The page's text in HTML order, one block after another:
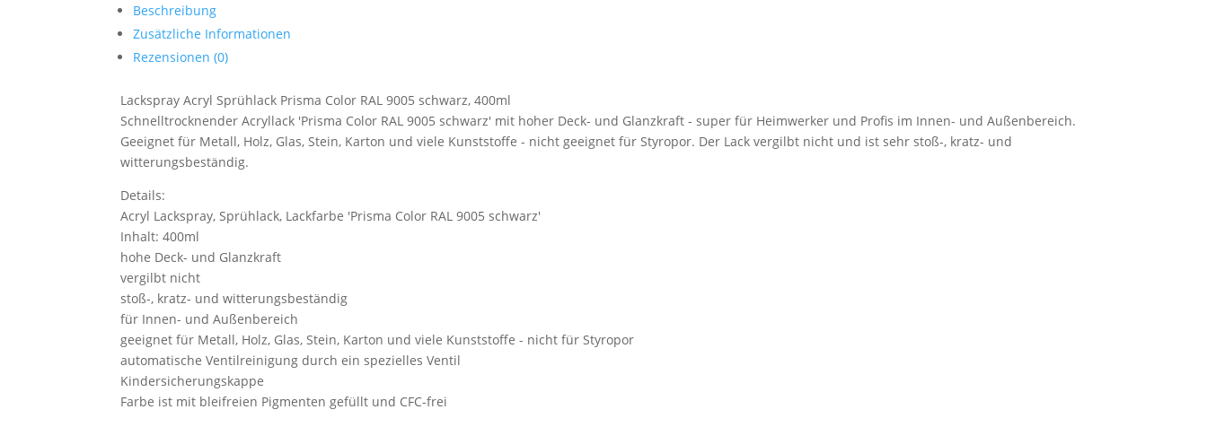
Beschreibung
Zusätzliche Informationen
Rezensionen (0)
Lackspray Acryl Sprühlack Prisma Color RAL 9005 schwarz, 400ml
Schnelltrocknender Acryllack 'Prisma Color RAL 9005 schwarz' mit hoher Deck- und Glanzkraft - super für Heimwerker und Profis im Innen- und Außenbereich.
Geeignet für Metall, Holz, Glas, Stein, Karton und viele Kunststoffe - nicht geeignet für Styropor. Der Lack vergilbt nicht und ist sehr stoß-, kratz- und
witterungsbeständig.
Details:
Acryl Lackspray, Sprühlack, Lackfarbe 'Prisma Color RAL 9005 schwarz'
Inhalt: 400ml
hohe Deck- und Glanzkraft
vergilbt nicht
stoß-, kratz- und witterungsbeständig
für Innen- und Außenbereich
geeignet für Metall, Holz, Glas, Stein, Karton und viele Kunststoffe - nicht für Styropor
automatische Ventilreinigung durch ein spezielles Ventil
Kindersicherungskappe
Farbe ist mit bleifreien Pigmenten gefüllt und CFC-frei